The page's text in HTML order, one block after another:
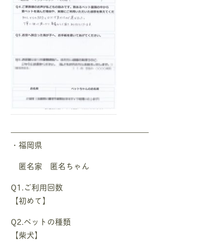
—————————————————–
・福岡県
匿名家 匿名ちゃん
Q1.ご利用回数
【初めて】
Q2.ペットの種類
【柴犬】